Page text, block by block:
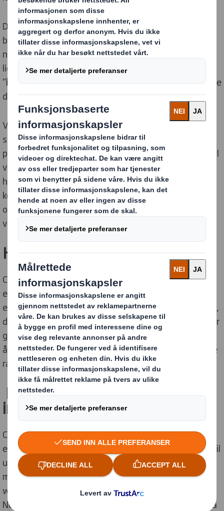
Denne informasjonskapsel-meldingen ("
beskriver hvordan vi samler inn viss informasjon på
nettstedet vårt ved hjelp av informasjonskapsler og
lignende sporingsteknologier (samlet kalt
"informasjonskapsler") og hvordan du kan administrere
det.
Vennligst merk at, i den grad informasjonen som
samles inn gjennom informasjonskapsler utgjør
personopplysninger, behandler vi slike data i henhold til
vår
personvernerklæring.Hvis du har spørsmål om
hvordan dine personopplysninger brukes, kan du
kontakte databeskyttelsesteamet ved å bruke
opplysningene som er oppgitt på slutten av dette
varselet.
Hva er en kjeks?
Cookies er små datastykker (tekstfiler) som lagres på
enheten din, vanligvis i nettleseren din når du besøker
et nettsted. Cookies betyr at nettstedet vil huske deg,
dine preferanser og hvordan du brukte nettstedet hver
gang du kommer tilbake. Informasjonskapsler bidrar til
å forbedre brukeropplevelsen ved å la nettsteder laste
raskere og tilpasse innholdet til individuelle brukere.
Hvorfor bruker vi
informasjonskapsler?
Cookies brukes mye for å få nettsteder til å fungere
eller fungere mer effektivt, samt for å gi informasjon til
ulike formål. Vi kan også bruke informasjonskapsler til
målretting eller reklameformål. Vi kan bruke
webbeacons på nettsiden eller i e-postene våre.
Nettbeacons er elektroniske bilder som kan brukes til å